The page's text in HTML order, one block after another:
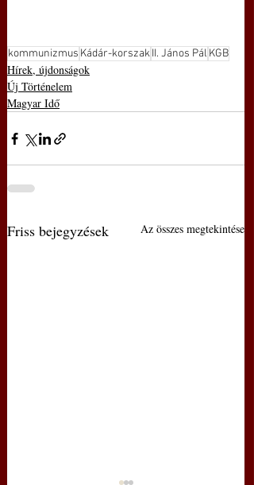
kommunizmus Kádár-korszakII. János Pál KGB
Hírek, újdonságok
Új Történelem
Magyar Idő
Friss bejegyzések Az összes megtekintése